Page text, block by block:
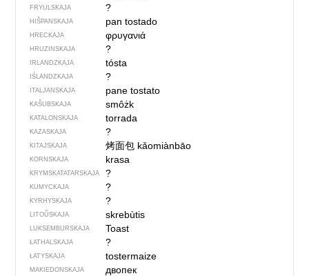
FRYULSKAJA ?
HIŠPANSKAJA pan tostado
HRECKAJA φρυγανιά
HRUZINSKAJA ?
IRLANDZKAJA tósta
IŚLANDZKAJA ?
ITALJANSKAJA pane tostato
KAŠUBSKAJA smôżk
KATALONSKAJA torrada
KAZASKAJA ?
KITAJSKAJA 烤面包 kǎomiànbāo
KORNSKAJA krasa
KRYMSKA­TATARSKAJA ?
KUMYCKAJA ?
KYRHYSKAJA ?
LITOŬSKAJA skrebùtis
LUKSEMBURSKAJA Toast
ŁATHALSKAJA ?
ŁATYSKAJA tostermaize
MAKIEDONSKAJA двопек